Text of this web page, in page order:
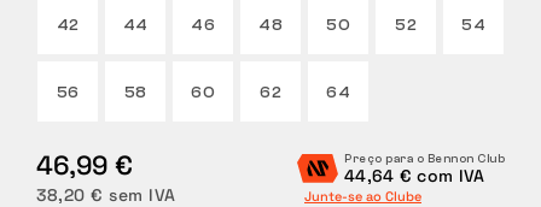
42 44 46 48 50 52 54
56 58 60 62 64
46,99 €
38,20 € sem IVA
Preço para o Bennon Club
44,64 € com IVA
Junte-se ao Clube